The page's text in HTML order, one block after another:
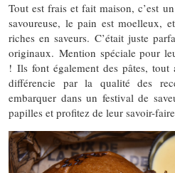
Tout est frais et fait maison, c’est
savoureuse, le pain est moelleux,
riches en saveurs. C’était juste
originaux. Mention spéciale pour
! Ils font également des pâtes,
différencie par la qualité des
embarquer dans un festival de
papilles et profitez de leur savoir-